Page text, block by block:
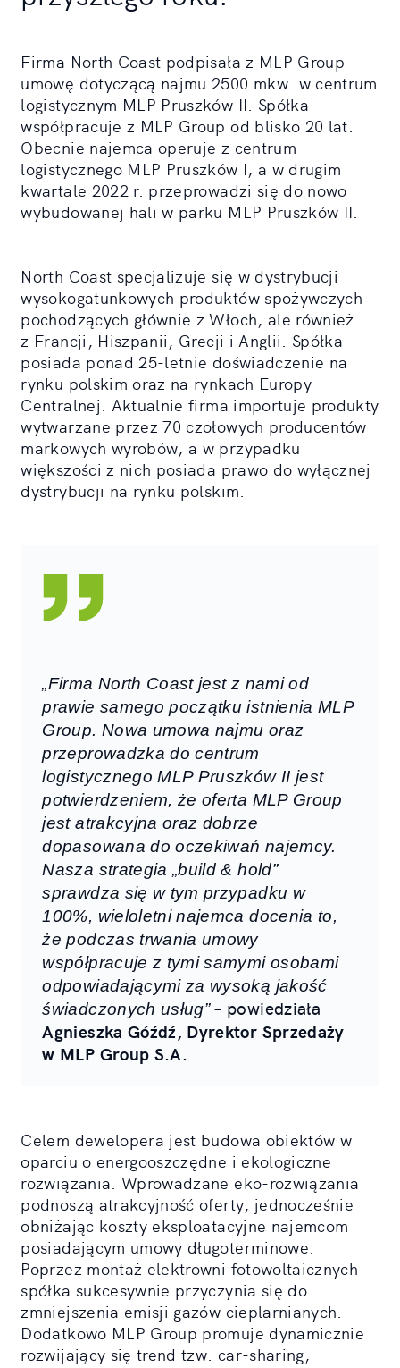
Firma North Coast podpisała z MLP Group
umowę dotyczącą najmu 2500 mkw. w centrum
logistycznym MLP Pruszków II. Spółka
współpracuje z MLP Group od blisko 20 lat.
Obecnie najemca operuje z centrum
logistycznego MLP Pruszków I, a w drugim
kwartale 2022 r. przeprowadzi się do nowo
wybudowanej hali w parku MLP Pruszków II.
North Coast specjalizuje się w dystrybucji
wysokogatunkowych produktów spożywczych
pochodzących głównie z Włoch, ale również
z Francji, Hiszpanii, Grecji i Anglii. Spółka
posiada ponad 25-letnie doświadczenie na
rynku polskim oraz na rynkach Europy
Centralnej. Aktualnie firma importuje produkty
wytwarzane przez 70 czołowych producentów
markowych wyrobów, a w przypadku
większości z nich posiada prawo do wyłącznej
dystrybucji na rynku polskim.
„Firma North Coast jest z nami od
prawie samego początku istnienia MLP
Group. Nowa umowa najmu oraz
przeprowadzka do centrum
logistycznego MLP Pruszków II jest
potwierdzeniem, że oferta MLP Group
jest atrakcyjna oraz dobrze
dopasowana do oczekiwań najemcy.
Nasza strategia „build & hold”
sprawdza się w tym przypadku w
100%, wieloletni najemca docenia to,
że podczas trwania umowy
współpracuje z tymi samymi osobami
odpowiadającymi za wysoką jakość
świadczonych usług”– powiedziała
Agnieszka Góźdź, Dyrektor Sprzedaży
w MLP Group S.A.
Celem dewelopera jest budowa obiektów w
oparciu o energooszczędne i ekologiczne
rozwiązania. Wprowadzane eko-rozwiązania
podnoszą atrakcyjność oferty, jednocześnie
obniżając koszty eksploatacyjne najemcom
posiadającym umowy długoterminowe.
Poprzez montaż elektrowni fotowoltaicznych
spółka sukcesywnie przyczynia się do
zmniejszenia emisji gazów cieplarnianych.
Dodatkowo MLP Group promuje dynamicznie
rozwijający się trend tzw. car-sharing,